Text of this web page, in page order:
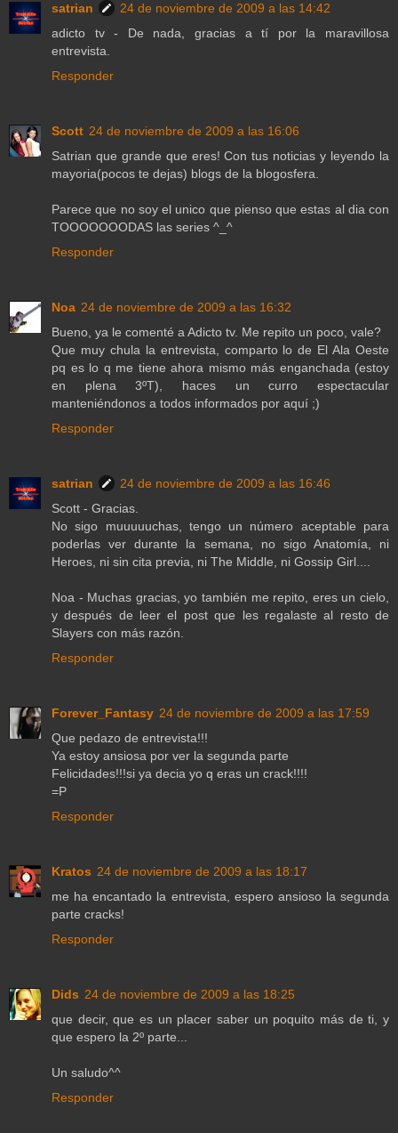
satrian
24 de noviembre de 2009 a las 14:42
adicto tv - De nada, gracias a tí por la maravillosa
entrevista.
Responder
Scott 24 de noviembre de 2009 a las 16:06
Satrian que grande que eres! Con tus noticias y leyendo la
mayoria(pocos te dejas) blogs de la blogosfera.
Parece que no soy el unico que pienso que estas al dia con
TOOOOOOODAS las series ^_^
Responder
Noa 24 de noviembre de 2009 a las 16:32
Bueno, ya le comenté a Adicto tv. Me repito un poco, vale?
Que muy chula la entrevista, comparto lo de El Ala Oeste
pq es lo q me tiene ahora mismo más enganchada (estoy
en plena 3ºT), haces un curro espectacular
manteniéndonos a todos informados por aquí ;)
Responder
satrian
24 de noviembre de 2009 a las 16:46
Scott - Gracias.
No sigo muuuuuchas, tengo un número aceptable para
poderlas ver durante la semana, no sigo Anatomía, ni
Heroes, ni sin cita previa, ni The Middle, ni Gossip Girl....
Noa - Muchas gracias, yo también me repito, eres un cielo,
y después de leer el post que les regalaste al resto de
Slayers con más razón.
Responder
Forever_Fantasy 24 de noviembre de 2009 a las 17:59
Que pedazo de entrevista!!!
Ya estoy ansiosa por ver la segunda parte
Felicidades!!!si ya decia yo q eras un crack!!!!
=P
Responder
Kratos 24 de noviembre de 2009 a las 18:17
me ha encantado la entrevista, espero ansioso la segunda
parte cracks!
Responder
Dids 24 de noviembre de 2009 a las 18:25
que decir, que es un placer saber un poquito más de ti, y
que espero la 2º parte...
Un saludo^^
Responder